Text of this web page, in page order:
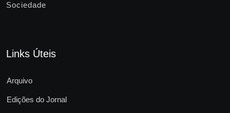
Sociedade
Links Úteis
Arquivo
Edições do Jornal